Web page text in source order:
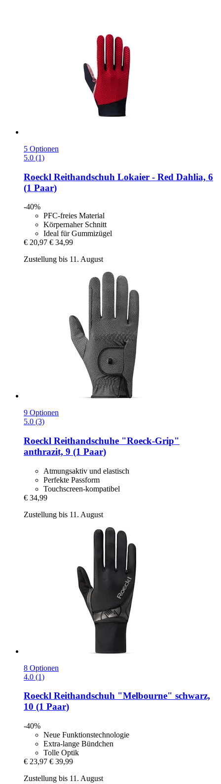
5 Optionen
5.0 (1)
Roeckl Reithandschuh Lokaier -​ Red Dahlia, 6
(1 Paar)
-40%
PFC-freies Material
Körpernaher Schnitt
Ideal für Gummizügel
€ 20,97 € 34,99
Zustellung bis 11. August
9 Optionen
5.0 (3)
Roeckl Reithandschuhe "Roeck-​Grip"
anthrazit, 9 (1 Paar)
Atmungsaktiv und elastisch
Perfekte Passform
Touchscreen-kompatibel
€ 34,99
Zustellung bis 11. August
8 Optionen
4.0 (1)
Roeckl Reithandschuh "Melbourne" schwarz,
10 (1 Paar)
-40%
Neue Funktionstechnologie
Extra-lange Bündchen
Tolle Optik
€ 23,97 € 39,99
Zustellung bis 11. August